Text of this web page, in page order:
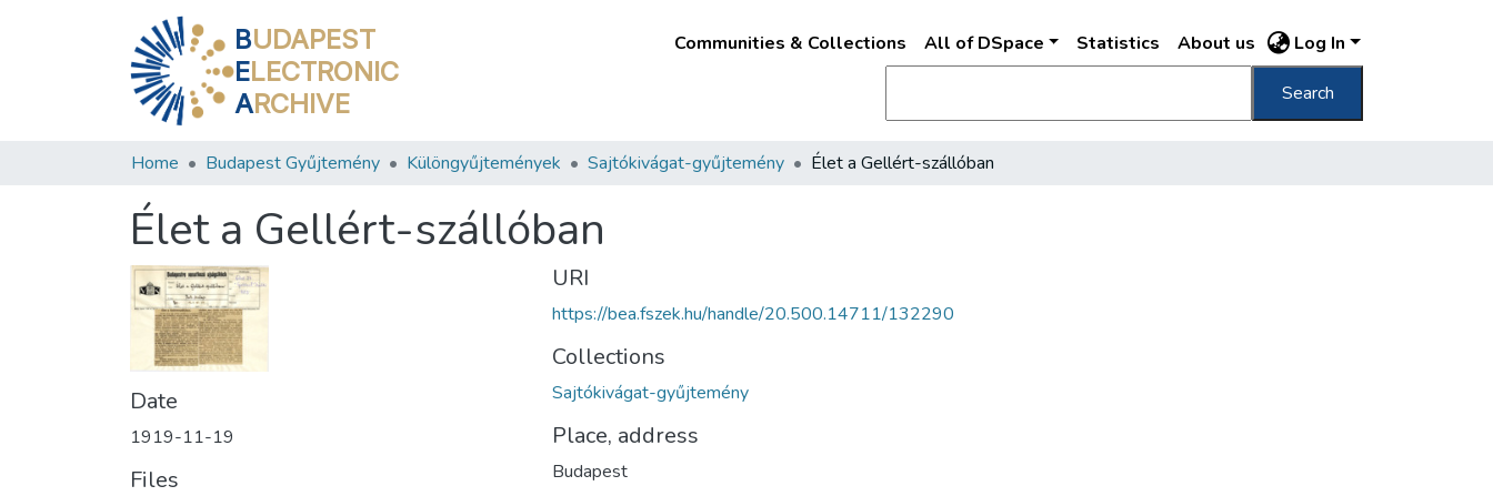
BUDAPEST
ELECTRONIC
ARCHIVE
Communities & Collections All of DSpace Statistics About us Log In
Search
Home Budapest Gyűjtemény Különgyűjtemények Sajtókivágat-gyűjtemény Élet a Gellért-szállóban
Élet a Gellért-szállóban
Date
1919-11-19
Files
URI
https://bea.fszek.hu/handle/20.500.14711/132290
Collections
Sajtókivágat-gyűjtemény
Place, address
Budapest